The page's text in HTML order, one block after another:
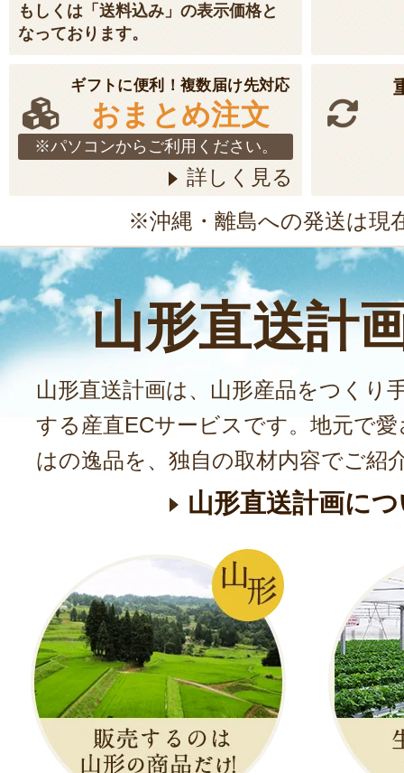
もしくは「送料込み」の表示価格と
なっております。
ギフトに便利！複数届け先対応
おまとめ注文
※パソコンからご利用ください。
詳しく見る
※沖縄・離島への発送は現
山形直送計
山形直送計画は、山形産品をつくり
する産直ECサービスです。地元で
はの逸品を、独自の取材内容でご紹
山形直送計画に